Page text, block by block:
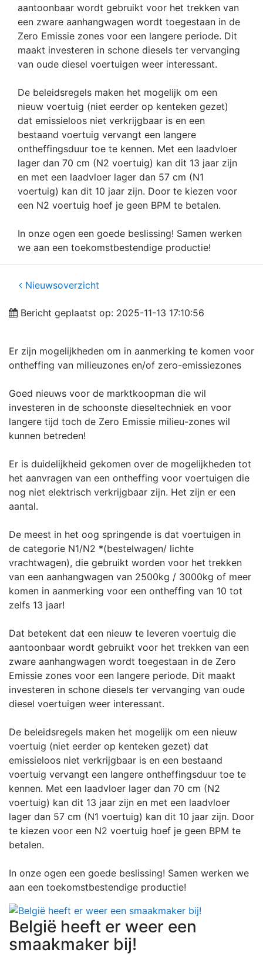
aantoonbaar wordt gebruikt voor het trekken van
een zware aanhangwagen wordt toegestaan in de
Zero Emissie zones voor een langere periode. Dit
maakt investeren in schone diesels ter vervanging
van oude diesel voertuigen weer interessant.
De beleidsregels maken het mogelijk om een
nieuw voertuig (niet eerder op kenteken gezet)
dat emissieloos niet verkrijgbaar is en een
bestaand voertuig vervangt een langere
ontheffingsduur toe te kennen. Met een laadvloer
lager dan 70 cm (N2 voertuig) kan dit 13 jaar zijn
en met een laadvloer lager dan 57 cm (N1
voertuig) kan dit 10 jaar zijn. Door te kiezen voor
een N2 voertuig hoef je geen BPM te betalen.
In onze ogen een goede beslissing! Samen werken
we aan een toekomstbestendige productie!
Nieuwsoverzicht
Bericht geplaatst op: 2025-11-13 17:10:56
Er zijn mogelijkheden om in aanmerking te komen voor
ontheffing van milieuzones en/of zero-emissiezones
Goed nieuws voor de marktkoopman die wil
investeren in de schoonste dieseltechniek en voor
langere tijd toch de Zero Emissie milieu-zones wil
kunnen betreden!
Er is duidelijkheid gekomen over de mogelijkheden tot
het aanvragen van een ontheffing voor voertuigen die
nog niet elektrisch verkrijgbaar zijn. Het zijn er een
aantal.
De meest in het oog springende is dat voertuigen in
de categorie N1/N2 *(bestelwagen/ lichte
vrachtwagen), die gebruikt worden voor het trekken
van een aanhangwagen van 2500kg / 3000kg of meer
komen in aanmerking voor een ontheffing van 10 tot
zelfs 13 jaar!
Dat betekent dat een nieuw te leveren voertuig die
aantoonbaar wordt gebruikt voor het trekken van een
zware aanhangwagen wordt toegestaan in de Zero
Emissie zones voor een langere periode. Dit maakt
investeren in schone diesels ter vervanging van oude
diesel voertuigen weer interessant.
De beleidsregels maken het mogelijk om een nieuw
voertuig (niet eerder op kenteken gezet) dat
emissieloos niet verkrijgbaar is en een bestaand
voertuig vervangt een langere ontheffingsduur toe te
kennen. Met een laadvloer lager dan 70 cm (N2
voertuig) kan dit 13 jaar zijn en met een laadvloer
lager dan 57 cm (N1 voertuig) kan dit 10 jaar zijn. Door
te kiezen voor een N2 voertuig hoef je geen BPM te
betalen.
In onze ogen een goede beslissing! Samen werken we
aan een toekomstbestendige productie!
België heeft er weer een
smaakmaker bij!